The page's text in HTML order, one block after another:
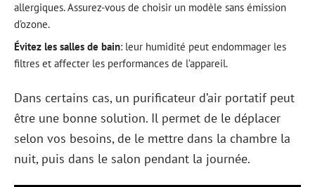
allergiques. Assurez-vous de choisir un modèle sans émission
d’ozone.
Évitez les salles de bain: leur humidité peut endommager les
filtres et affecter les performances de l’appareil.
Dans certains cas, un purificateur d’air portatif peut
être une bonne solution. Il permet de le déplacer
selon vos besoins, de le mettre dans la chambre la
nuit, puis dans le salon pendant la journée.